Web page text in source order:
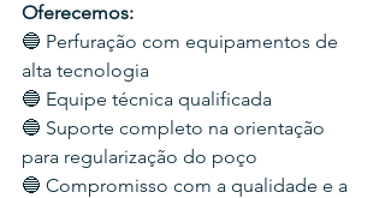
Oferecemos:
🔵 Perfuração com equipamentos de
alta tecnologia
🔵 Equipe técnica qualificada
🔵 Suporte completo na orientação
para regularização do poço
🔵 Compromisso com a qualidade e a